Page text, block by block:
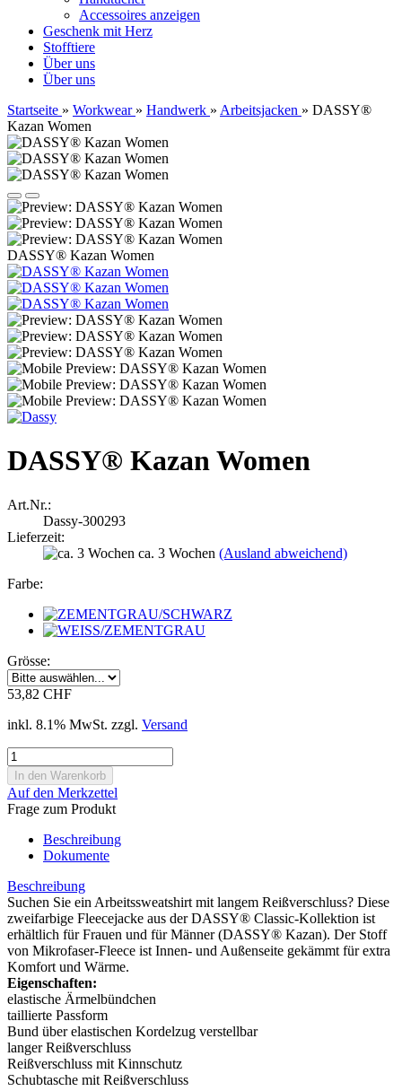
Accessoires anzeigen
Geschenk mit Herz
Stofftiere
Über uns
Über uns
Startseite » Workwear » Handwerk » Arbeitsjacken » DASSY®
Kazan Women
DASSY® Kazan Women
DASSY® Kazan Women
Art.Nr.:
Dassy-300293
Lieferzeit:
ca. 3 Wochen (Ausland abweichend)
Farbe:
Grösse:
53,82 CHF
inkl. 8.1% MwSt. zzgl. Versand
Auf den Merkzettel
Frage zum Produkt
Beschreibung
Dokumente
Beschreibung
Suchen Sie ein Arbeitssweatshirt mit langem Reißverschluss? Diese
zweifarbige Fleecejacke aus der DASSY® Classic-Kollektion ist
erhältlich für Frauen und für Männer (DASSY® Kazan). Der Stoff
von Mikrofaser-Fleece ist Innen- und Außenseite gekämmt für extra
Komfort und Wärme.
Eigenschaften:
elastische Ärmelbündchen
taillierte Passform
Bund über elastischen Kordelzug verstellbar
langer Reißverschluss
Reißverschluss mit Kinnschutz
Schubtasche mit Reißverschluss